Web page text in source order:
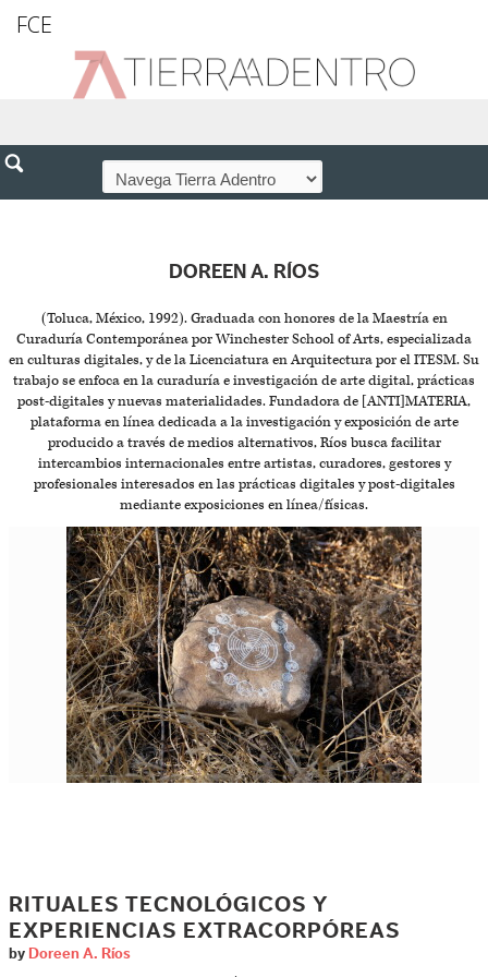
FCE
DOREEN A. RÍOS
(Toluca, México, 1992). Graduada con honores de la Maestría en
Curaduría Contemporánea por Winchester School of Arts, especializada
en culturas digitales, y de la Licenciatura en Arquitectura por el ITESM. Su
trabajo se enfoca en la curaduría e investigación de arte digital, prácticas
post-digitales y nuevas materialidades. Fundadora de [ANTI]MATERIA,
plataforma en línea dedicada a la investigación y exposición de arte
producido a través de medios alternativos, Ríos busca facilitar
intercambios internacionales entre artistas, curadores, gestores y
profesionales interesados en las prácticas digitales y post-digitales
mediante exposiciones en línea/físicas.
RITUALES TECNOLÓGICOS Y
EXPERIENCIAS EXTRACORPÓREAS
by Doreen A. Ríos